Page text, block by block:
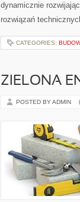
dynamicznie
rozwiązań
CATEGORIES:
ZIELONA
POSTED BY ADMIN